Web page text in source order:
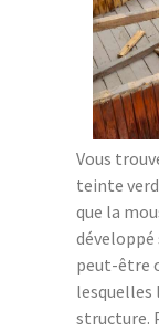
Vous
teinte
que la
peut-être
lesquelles
structure.